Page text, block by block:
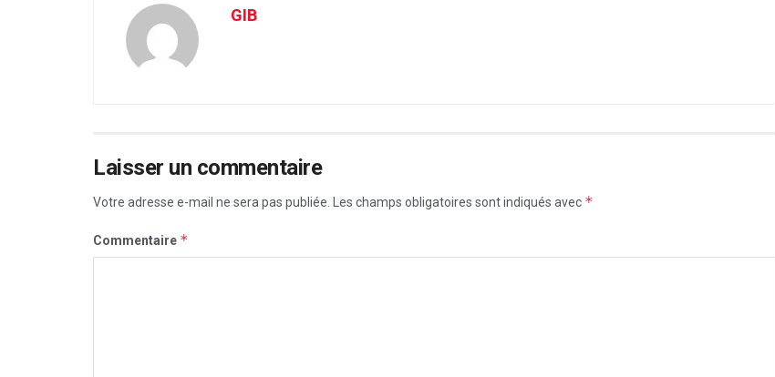
GIB
Laisser un commentaire
Votre adresse e-mail ne sera pas publiée. Les champs obligatoires sont indiqués avec *
Commentaire *